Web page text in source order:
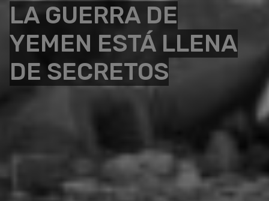
LA GUERRA DE
YEMEN ESTÁ LLENA
DE SECRETOS